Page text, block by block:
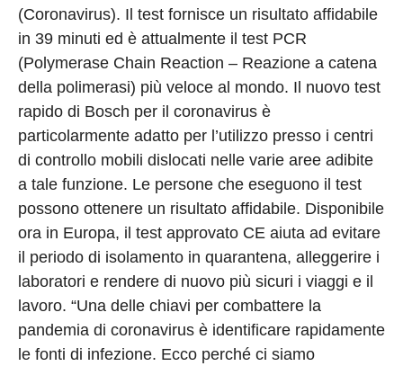
(Coronavirus). Il test fornisce un risultato affidabile
in 39 minuti ed è attualmente il test PCR
(Polymerase Chain Reaction – Reazione a catena
della polimerasi) più veloce al mondo. Il nuovo test
rapido di Bosch per il coronavirus è
particolarmente adatto per l’utilizzo presso i centri
di controllo mobili dislocati nelle varie aree adibite
a tale funzione. Le persone che eseguono il test
possono ottenere un risultato affidabile. Disponibile
ora in Europa, il test approvato CE aiuta ad evitare
il periodo di isolamento in quarantena, alleggerire i
laboratori e rendere di nuovo più sicuri i viaggi e il
lavoro. “Una delle chiavi per combattere la
pandemia di coronavirus è identificare rapidamente
le fonti di infezione. Ecco perché ci siamo